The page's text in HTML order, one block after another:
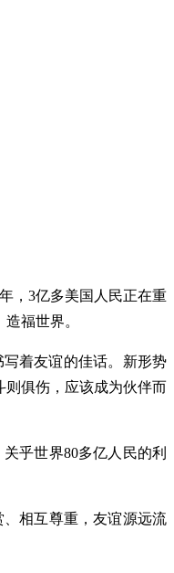
，3亿多美国人民正在重
福世界。
着友谊的佳话。新形势
则俱伤，应该成为伙伴而
乎世界80多亿人民的利
相互尊重，友谊源远流